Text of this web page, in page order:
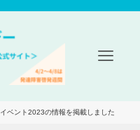
イベント2023の情報を掲載しました